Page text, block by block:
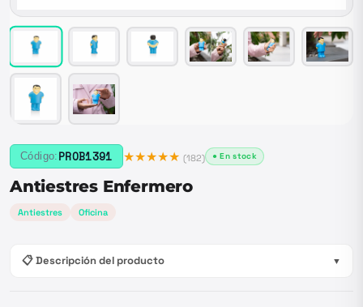
Código: PROB1391 ★★★★★ (182) ● En stock
Antiestres Enfermero
Antiestres Oficina
📋 Descripción del producto ▼